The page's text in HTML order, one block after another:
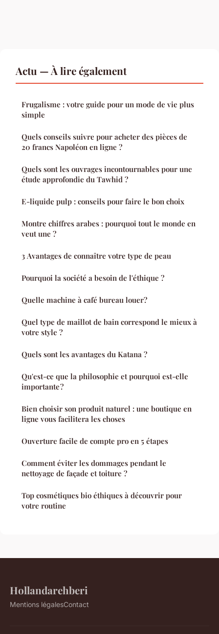
Actu — À lire également
Frugalisme : votre guide pour un mode de vie plus
simple
Quels conseils suivre pour acheter des pièces de
20 francs Napoléon en ligne ?
Quels sont les ouvrages incontournables pour une
étude approfondie du Tawhid ?
E-liquide pulp : conseils pour faire le bon choix
Montre chiffres arabes : pourquoi tout le monde en
veut une ?
3 Avantages de connaître votre type de peau
Pourquoi la société a besoin de l'éthique ?
Quelle machine à café bureau louer?
Quel type de maillot de bain correspond le mieux à
votre style ?
Quels sont les avantages du Katana ?
Qu'est-ce que la philosophie et pourquoi est-elle
importante ?
Bien choisir son produit naturel : une boutique en
ligne vous facilitera les choses
Ouverture facile de compte pro en 5 étapes
Comment éviter les dommages pendant le
nettoyage de façade et toiture ?
Top cosmétiques bio éthiques à découvrir pour
votre routine
Hollandarehberi
Mentions légalesContact